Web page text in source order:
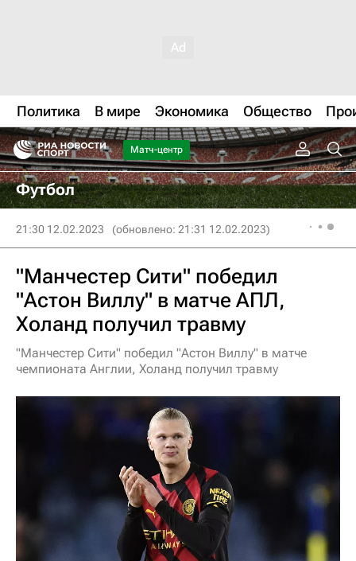
Политика В мире Экономика Общество
Матч-центр
Футбол
21:30 12.02.2023 (обновлено: 21:31 12.02.2023)
"Манчестер Сити" победил
"Астон Виллу" в матче АПЛ,
Холанд получил травму
"Манчестер Сити" победил "Астон Виллу" в матче
чемпионата Англии, Холанд получил травму